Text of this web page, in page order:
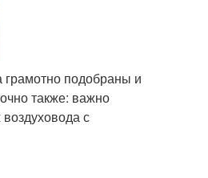
грамотно подобраны и
также: важно
с